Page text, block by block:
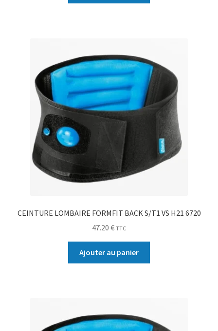
CEINTURE LOMBAIRE FORMFIT BACK S/T1 VS H21 6720
47.20 € TTC
Ajouter au panier